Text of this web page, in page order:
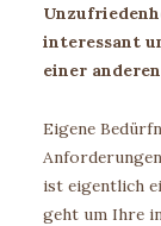
interessant
einer
Eigene
ist eigentlich
geht um Ihre